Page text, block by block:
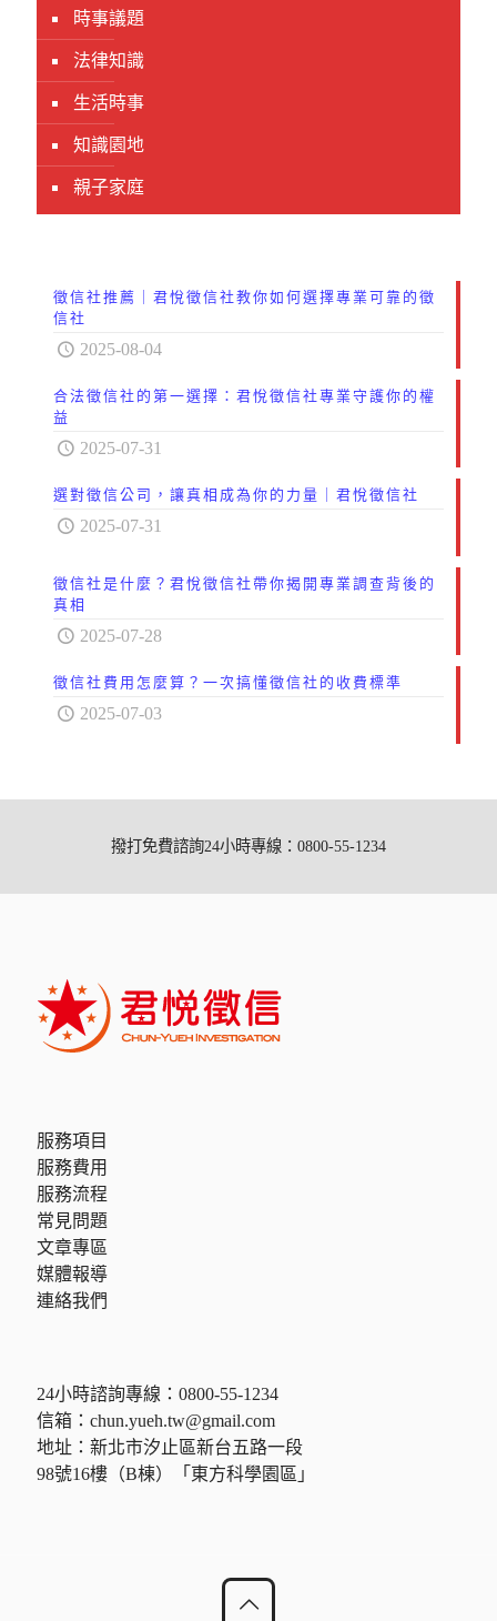
時事議題
法律知識
生活時事
知識園地
親子家庭
徵信社推薦｜君悅徵信社教你如何選擇專業可靠的徵
信社
2025-08-04
合法徵信社的第一選擇：君悅徵信社專業守護你的權
益
2025-07-31
選對徵信公司，讓真相成為你的力量｜君悅徵信社
2025-07-31
徵信社是什麼？君悅徵信社帶你揭開專業調查背後的
真相
2025-07-28
徵信社費用怎麼算？一次搞懂徵信社的收費標準
2025-07-03
撥打免費諮詢24小時專線：0800-55-1234
服務項目
服務費用
服務流程
常見問題
文章專區
媒體報導
連絡我們
24小時諮詢專線： 0800-55-1234
信箱： chun.yueh.tw@gmail.com
地址：新北市汐止區新台五路一段
98號16樓（B棟）「東方科學園區」